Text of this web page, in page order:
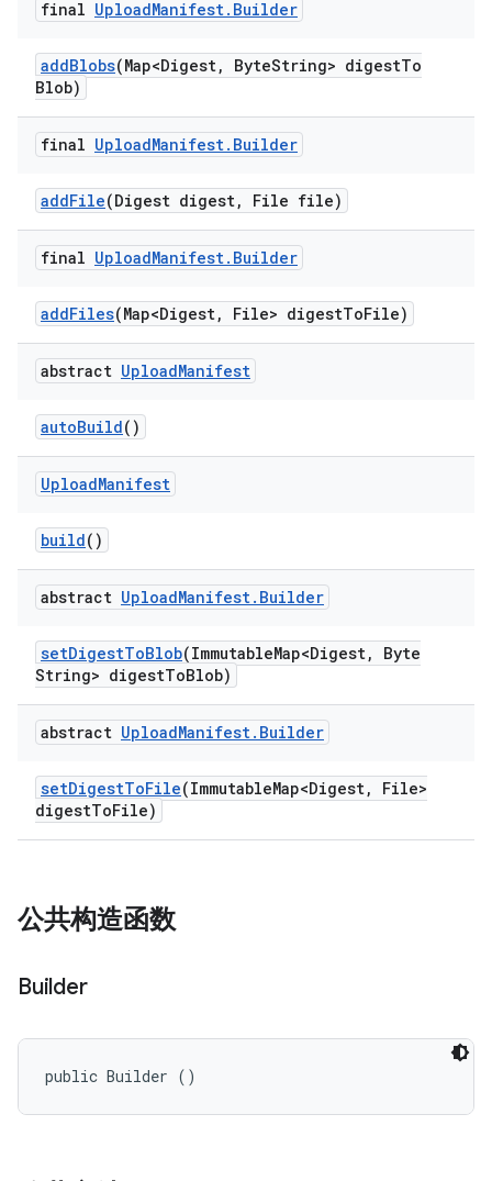
final UploadManifest. Builder
addBlobs(Map<Digest, ByteString> digestTo
Blob)
final UploadManifest. Builder
addFile(Digest digest, File file)
final UploadManifest. Builder
addFiles(Map<Digest, File> digestToFile)
abstract UploadManifest
autoBuild()
UploadManifest
build()
abstract UploadManifest. Builder
setDigestToBlob(ImmutableMap<Digest,
Byte
String> digestToBlob)
abstract UploadManifest. Builder
setDigestToFile(ImmutableMap<Digest,
File>
digestToFile)
公共构造函数
Builder
public Builder ()